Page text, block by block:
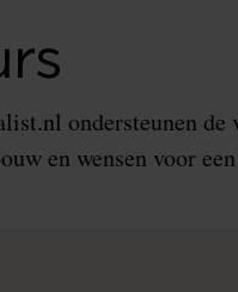
ondersteunen
en wensen voor